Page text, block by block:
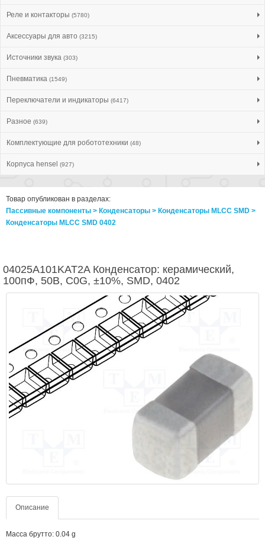
Реле и контакторы (5780)
Аксессуары для авто (3215)
Источники звука (303)
Пневматика (1549)
Переключатели и индикаторы (6417)
Разное (639)
Комплектующие для робототехники (48)
Корпуса hensel (927)
Товар опубликован в разделах:
Пассивные компоненты > Конденсаторы > Конденсаторы MLCC SMD >
Конденсаторы MLCC SMD 0402
04025A101KAT2A Конденсатор: керамический,
100пФ, 50В, C0G, ±10%, SMD, 0402
Описание
Масса брутто: 0.04 g